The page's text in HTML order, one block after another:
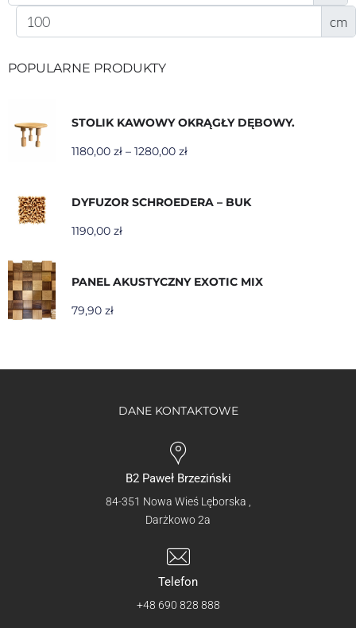
cm
POPULARNE PRODUKTY
STOLIK KAWOWY OKRĄGŁY DĘBOWY.
1180,00 zł – 1280,00 zł
DYFUZOR SCHROEDERA – BUK
1190,00 zł
PANEL AKUSTYCZNY EXOTIC MIX
79,90 zł
DANE KONTAKTOWE
B2 Paweł Brzeziński
84-351 Nowa Wieś Lęborska ,
Darżkowo 2a
Telefon
+48 690 828 888